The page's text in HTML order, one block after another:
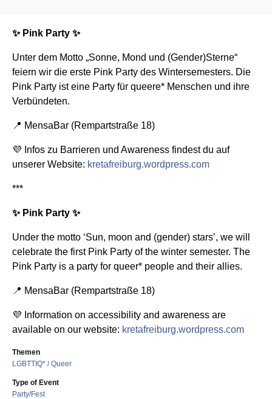
✨ Pink Party ✨
Unter dem Motto „Sonne, Mond und (Gender)Sterne“
feiern wir die erste Pink Party des Wintersemesters. Die
Pink Party ist eine Party für queere* Menschen und ihre
Verbündeten.
📍 MensaBar (Rempartstraße 18)
💜 Infos zu Barrieren und Awareness findest du auf
unserer Website: kretafreiburg.wordpress.com
***
✨ Pink Party ✨
Under the motto ‘Sun, moon and (gender) stars’, we will
celebrate the first Pink Party of the winter semester. The
Pink Party is a party for queer* people and their allies.
📍 MensaBar (Rempartstraße 18)
💜 Information on accessibility and awareness are
available on our website: kretafreiburg.wordpress.com
Themen
LGBTTIQ* / Queer
Type of Event
Party/Fest